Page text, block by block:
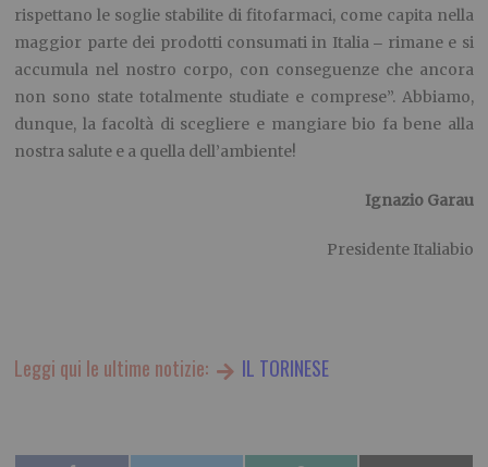
rispettano le soglie stabilite di fitofarmaci, come capita nella
maggior parte dei prodotti consumati in Italia– rimane e si
accumula nel nostro corpo, con conseguenze che ancora
non sono state totalmente studiate e comprese”. Abbiamo,
dunque, la facoltà di scegliere e mangiare bio fa bene alla
nostra salute e a quella dell’ambiente!
Ignazio Garau
Presidente Italiabio
Leggi qui le ultime notizie: IL TORINESE